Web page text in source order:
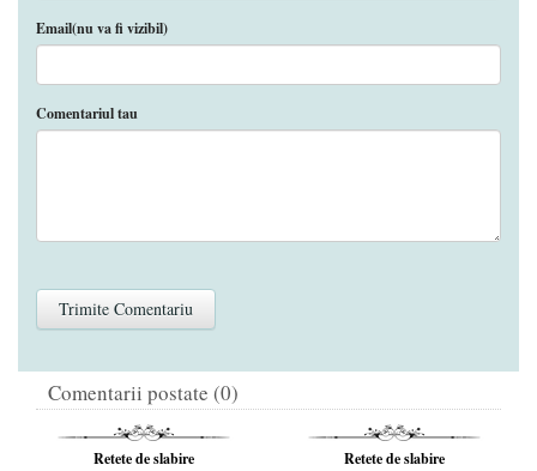
Email(nu va fi vizibil)
Comentariul tau
Comentarii postate (0)
Retete de slabire Retete de slabire